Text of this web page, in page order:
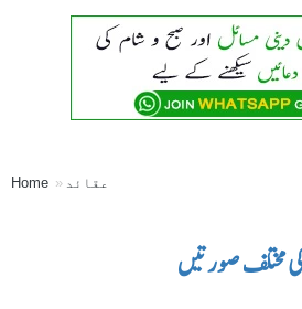
Home عقائد
مختلف صورتیں